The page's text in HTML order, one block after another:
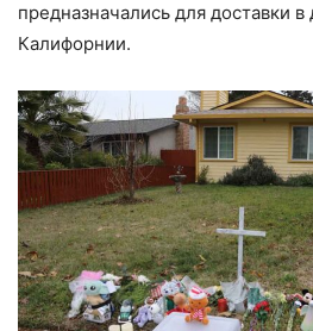
предназначались для доставки
Калифорнии.